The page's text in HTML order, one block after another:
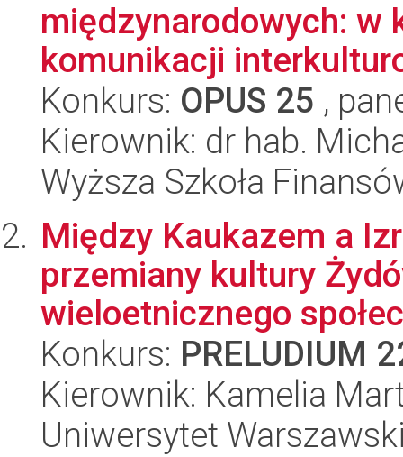
międzynarodowych: w
komunikacji
Konkurs: OPUS 25 ,
Kierownik: dr hab.
Wyższa Szkoła
Między Kaukazem a
przemiany kultury
wieloetnicznego
Konkurs: PRELUDIUM
Kierownik: Kamelia
Uniwersytet